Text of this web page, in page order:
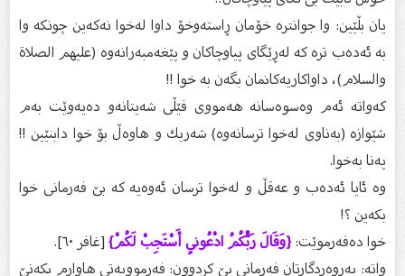
یان بڵێین: وا جوانترە خۆمان ڕاستەوخۆ داوا لەخوا نەكەین چونكە وا
بە ئەدەب ترە كە لەڕێگای پیاوچاكان و پێغەمبەرانەوە (عليهم الصلاة
والسلام)، داواكاریەكانمان بگەن بە خوا !!
كەواتە ئەم وەسوەسانە هەمووی فێڵی شەیتانەو دەیەوێت بەم
شێوازە (بەناوی لەخوا ترسانەوە) شەریك و هاوەڵ بۆ خوا دابنێین !!
پەنا بەخوا.
وە ئایا ئەدەب و عەقڵ و لەخوا ترسان ئەوەیە كە بێ‌ فەرمانی خوا
بكەین ؟!
خوا دەفەرموێت:{وَقَالَ رَبُّكُمُ ادْعُونِي أَسْتَجِبْ لَكُمْ}[غافر ٦٠].
واتە: پەروەردگارتان فەرمانی پێ‌ كردوون: فەرموویەتی هاوارم بكەنێ‌